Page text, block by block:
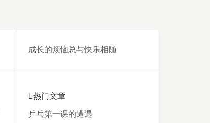
成长的烦恼总与快乐相随
热门文章
乒乓第一课的遭遇